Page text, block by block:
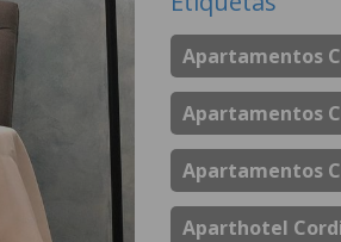
Apartamentos
Apartamentos
Apartamentos
Aparthotel